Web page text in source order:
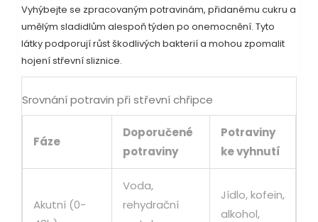
Vyhýbejte se zpracovaným potravinám, přidanému cukru a
umělým sladidlům alespoň týden po onemocnění. Tyto
látky podporují růst škodlivých bakterií a mohou zpomalit
hojení střevní sliznice.
Srovnání potravin při střevní chřipce
Fáze
Doporučené
potraviny
Potraviny
ke vyhnutí
Akutní (0-
Voda,
rehydrační
Jídlo, kofein,
alkohol,